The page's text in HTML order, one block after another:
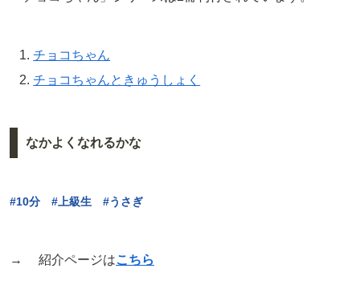
チョコちゃん
チョコちゃんときゅうしょく
なかよくなれるかな
#10分 #上級生 #うさぎ
→ 紹介ページはこちら